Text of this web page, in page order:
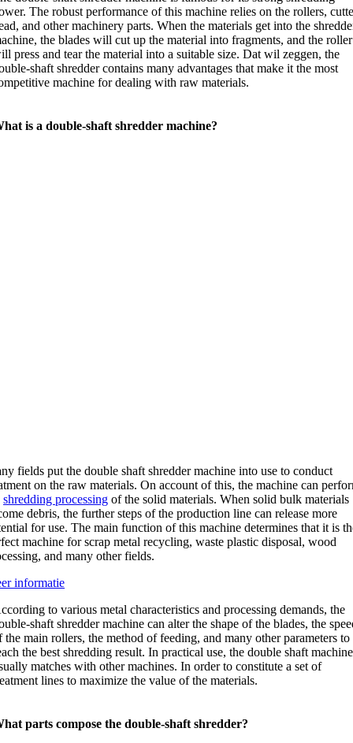
.The robust performance of this machine relies on the rollers,
,and other machinery parts.When the materials get into the
,the blades will cut up the material into fragments,and the roller
press and tear the material into a suitable size. Dat wil zeggen,the
shaft shredder contains many advantages that make it the most
machine for dealing with raw materials.
is a double-shaft shredder machine?
fields put the double shaft shredder machine into use to conduct
on the raw materials.On account of this,the machine can
shredding processing of the solid materials.When solid bulk materials
debris,the further steps of the production line can release more
for use.The main function of this machine determines that it is
machine for scrap metal recycling,waste plastic disposal,wood
,and many other fields.
informatie
to various metal characteristics and processing demands,the
shaft shredder machine can alter the shape of the blades,the
the main rollers,the method of feeding,and many other parameters to
the best shredding result.In practical use,the double shaft machine
matches with other machines.In order to constitute a set of
lines to maximize the value of the materials.
parts compose the double-shaft shredder?